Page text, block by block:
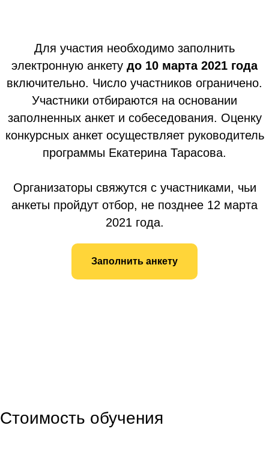
Для участия необходимо заполнить
электронную анкету до 10 марта 2021 года
включительно. Число участников ограничено.
Участники отбираются на основании
заполненных анкет и собеседования. Оценку
конкурсных анкет осуществляет руководитель
программы Екатерина Тарасова.
Организаторы свяжутся с участниками, чьи
анкеты пройдут отбор, не позднее 12 марта
2021 года.
Заполнить анкету
Стоимость обучения